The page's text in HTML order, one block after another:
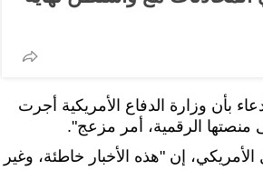
بأن وزارة الدفاع الأمريكية أجرت
منصتها الرقمية، أمر مزعج".
إن "هذه الأخبار خاطئة، وغير